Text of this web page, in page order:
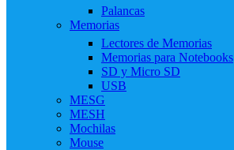
Palancas
Memorias
Lectores de Memorias
Memorias para Notebooks
SD y Micro SD
USB
MESG
MESH
Mochilas
Mouse